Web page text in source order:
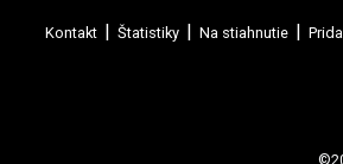
Kontakt Štatistiky Na stiahnutie